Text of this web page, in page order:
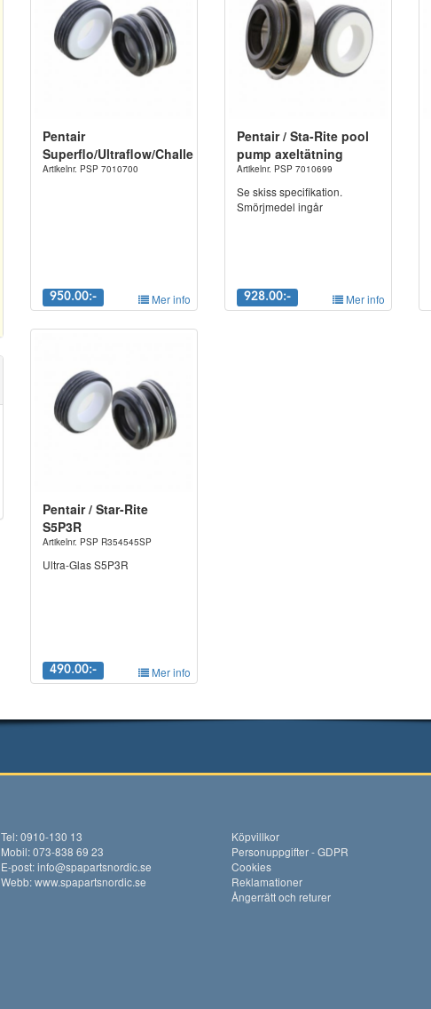
Pentair
Superflo/Ultraflow/Challenger.
Artikelnr. PSP 7010700
950.00:- Mer info
Pentair / Sta-Rite pool
pump axeltätning
Artikelnr. PSP 7010699
Se skiss specifikation.
Smörjmedel ingår
928.00:- Mer info
Pentair / Star-Rite
S5P3R
Artikelnr. PSP R354545SP
Ultra-Glas S5P3R
490.00:- Mer info
Tel: 0910-130 13
Mobil: 073-838 69 23
E-post:info@spapartsnordic.se
Webb:www.spapartsnordic.se
Köpvillkor
Personuppgifter - GDPR
Cookies
Reklamationer
Ångerrätt och returer